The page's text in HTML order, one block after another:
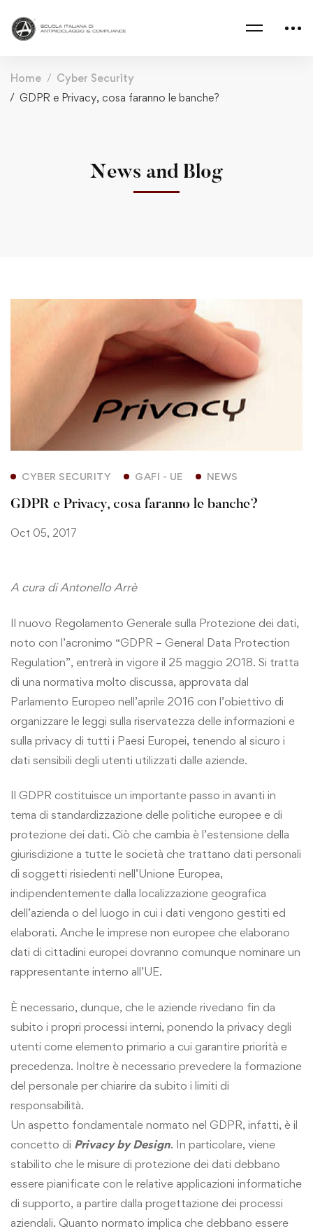
Home
Cyber Security
GDPR e Privacy, cosa faranno le banche?
News and Blog
CYBER SECURITY GAFI - UE NEWS
GDPR e Privacy, cosa faranno le banche?
Oct 05, 2017
A cura di Antonello Arrè
Il nuovo Regolamento Generale sulla Protezione dei dati,
noto con l’acronimo “GDPR – General Data Protection
Regulation”, entrerà in vigore il 25 maggio 2018. Si tratta
di una normativa molto discussa, approvata dal
Parlamento Europeo nell’aprile 2016 con l’obiettivo di
organizzare le leggi sulla riservatezza delle informazioni e
sulla privacy di tutti i Paesi Europei, tenendo al sicuro i
dati sensibili degli utenti utilizzati dalle aziende.
Il GDPR costituisce un importante passo in avanti in
tema di standardizzazione delle politiche europee e di
protezione dei dati. Ciò che cambia è l’estensione della
giurisdizione a tutte le società che trattano dati personali
di soggetti risiedenti nell’Unione Europea,
indipendentemente dalla localizzazione geografica
dell’azienda o del luogo in cui i dati vengono gestiti ed
elaborati. Anche le imprese non europee che elaborano
dati di cittadini europei dovranno comunque nominare un
rappresentante interno all’UE.
È necessario, dunque, che le aziende rivedano fin da
subito i propri processi interni, ponendo la privacy degli
utenti come elemento primario a cui garantire priorità e
precedenza. Inoltre è necessario prevedere la formazione
del personale per chiarire da subito i limiti di
responsabilità.
Un aspetto fondamentale normato nel GDPR, infatti, è il
concetto di Privacy by Design. In particolare, viene
stabilito che le misure di protezione dei dati debbano
essere pianificate con le relative applicazioni informatiche
di supporto, a partire dalla progettazione dei processi
aziendali. Quanto normato implica che debbano essere